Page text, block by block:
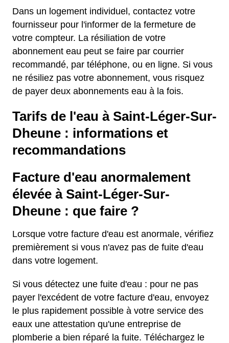
Dans un logement individuel, contactez votre
fournisseur pour l'informer de la fermeture de
votre compteur. La résiliation de votre
abonnement eau peut se faire par courrier
recommandé, par téléphone, ou en ligne. Si vous
ne résiliez pas votre abonnement, vous risquez
de payer deux abonnements eau à la fois.
Tarifs de l'eau à Saint-Léger-Sur-
Dheune : informations et
recommandations
Facture d'eau anormalement
élevée à Saint-Léger-Sur-
Dheune : que faire ?
Lorsque votre facture d'eau est anormale, vérifiez
premièrement si vous n'avez pas de fuite d'eau
dans votre logement.
Si vous détectez une fuite d'eau : pour ne pas
payer l'excédent de votre facture d'eau, envoyez
le plus rapidement possible à votre service des
eaux une attestation qu'une entreprise de
plomberie a bien réparé la fuite. Téléchargez le